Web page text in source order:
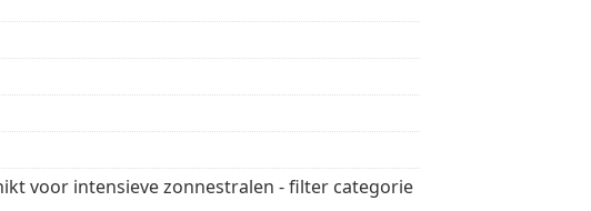
van de koker en het ontwerp kunnen
verzorgen van zonnebrillen. Sommige
van een doekje.
stijlen van populaire merken.
voor intensieve zonnestralen - filter categorie